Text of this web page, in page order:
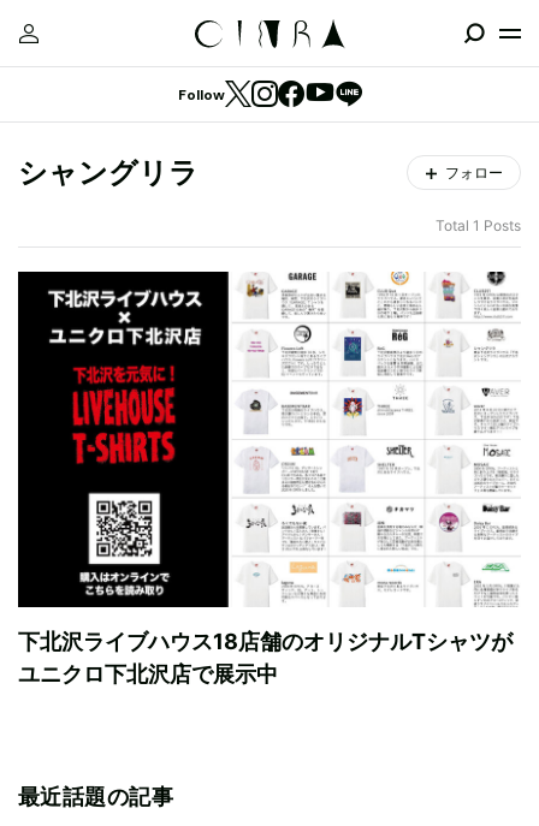
Follow
シャングリラ フォロー
Total 1 Posts
下北沢ライブハウス18店舗のオリジナルTシャツが
ユニクロ下北沢店で展示中
最近話題の記事